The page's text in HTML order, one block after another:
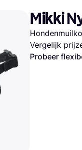
Bol
H&M
Kruidvat
Mikki
Vergelijk
Probeer